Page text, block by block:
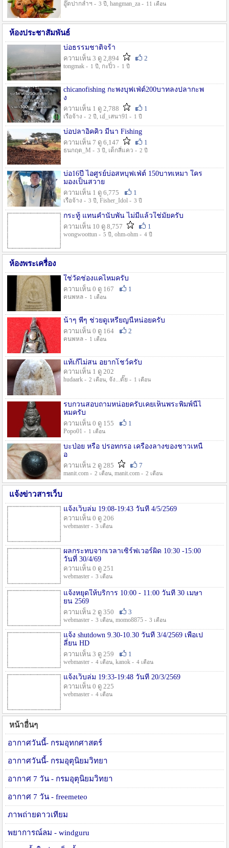
อู๊ดปากลำฯ - 3 ปี , hangman_za - 11 เดือน
ห้องประชาสัมพันธ์
บ่อธรรมชาติจร้า
ความเห็น 3 ดู 2,894
2
tongmak - 1 ปี , กะปิ๋ว - 1 ปี
chicanofishing กะพงบุฟเฟ่ต์200บาทลงปลากะพ
ง
ความเห็น 1 ดู 2,788
1
เรือจ้าง - 2 ปี , เอ๋_เสนา91 - 1 ปี
บ่อปลาอิคคิว มีนา Fishing
ความเห็น 7 ดู 6,147
1
ธนกฤต_M - 3 ปี , เด็กสี่แคว - 2 ปี
บ่อ16ปี ไอศูรย์บ่อสหบุฟเฟ่ต์ 150บาทเหมา ใคร
มองเป็นสวาย
ความเห็น 1 ดู 6,775
1
เรือจ้าง - 3 ปี , Fisher_Idol - 3 ปี
กระทู้ แทนคำนับพัน ไม่มีแล้วใช่มั๊ยครับ
ความเห็น 10 ดู 8,757
1
wongwoottun - 5 ปี , ohm-ohm - 4 ปี
ห้องพระเครื่อง
ใช่วัดช่องแคไหมครับ
ความเห็น 0 ดู 167
1
คนพหล - 1 เดือน
น้าๆ พี่ๆ ช่วยดูเหรียญนี้หน่อยครับ
ความเห็น 0 ดู 164
2
คนพหล - 1 เดือน
แท้เก๊ไม่สน อยากโชว์ครับ
ความเห็น 1 ดู 202
hudaark - 2 เดือน, จัง...ดั๊ย - 1 เดือน
รบกวนสอบถามหน่อยครับเคยเห็นพระพิมพ์นี้ไ
หมครับ
ความเห็น 0 ดู 155
1
Popo01 - 1 เดือน
บะป่อย หรือ ปรอทกรอ เครื่องลางของชาวเหนื
อ
ความเห็น 2 ดู 285
7
manit.com - 2 เดือน, manit.com - 2 เดือน
แจ้งข่าวสารเว็บ
แจ้งเว็บล่ม 19:08-19:43 วันที่ 4/5/2569
ความเห็น 0 ดู 206
webmaster - 3 เดือน
ผลกระทบจากเวลาเซิร์ฟเวอร์ผิด 10:30 -15:00
วันที่ 30/4/69
ความเห็น 0 ดู 251
webmaster - 3 เดือน
แจ้งหยุดให้บริการ 10:00 - 11:00 วันที่ 30 เมษา
ยน 2569
ความเห็น 2 ดู 350
3
webmaster - 3 เดือน, momo8875 - 3 เดือน
แจ้ง shutdown 9.30-10.30 วันที่ 3/4/2569 เพื่อเป
ลี่ยน HD
ความเห็น 3 ดู 259
1
webmaster - 4 เดือน, kanok - 4 เดือน
แจ้งเว็บล่ม 19:33-19:48 วันที่ 20/3/2569
ความเห็น 0 ดู 225
webmaster - 4 เดือน
หน้าอื่นๆ
อากาศวันนี้- กรมอุทกศาสตร์
อากาศวันนี้- กรมอุตุนิยมวิทยา
อากาศ 7 วัน - กรมอุตุนิยมวิทยา
อากาศ 7 วัน - freemeteo
ภาพถ่ายดาวเทียม
พยาการณ์ลม - windguru